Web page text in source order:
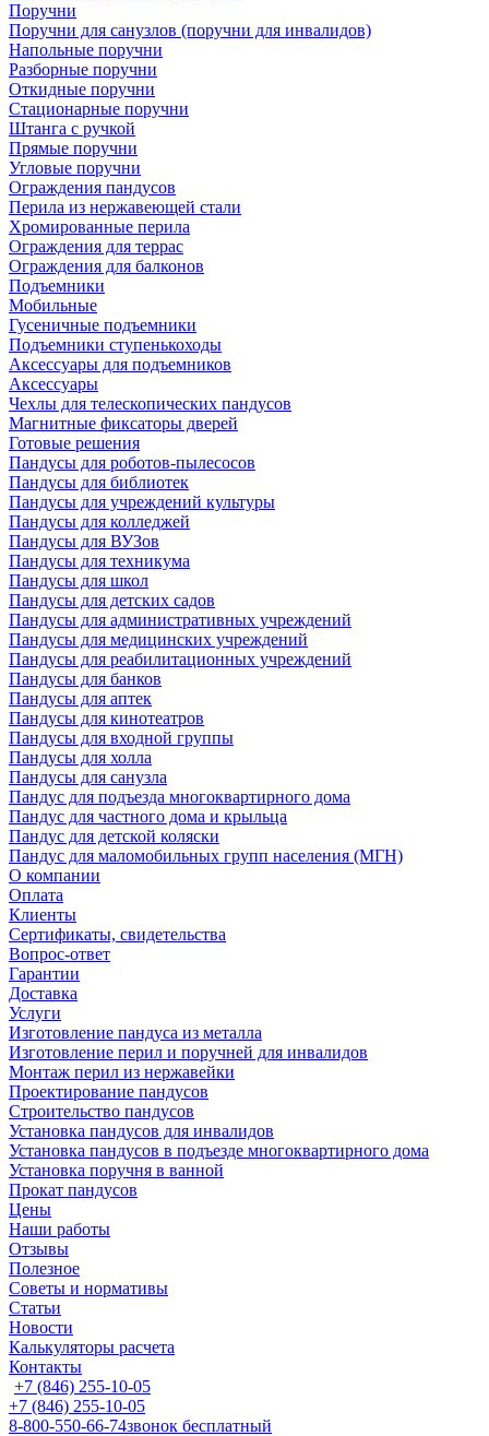
Поручни
Поручни для санузлов (поручни для инвалидов)
Напольные поручни
Разборные поручни
Откидные поручни
Стационарные поручни
Штанга с ручкой
Прямые поручни
Угловые поручни
Ограждения пандусов
Перила из нержавеющей стали
Хромированные перила
Ограждения для террас
Ограждения для балконов
Подъемники
Мобильные
Гусеничные подъемники
Подъемники ступенькоходы
Аксессуары для подъемников
Аксессуары
Чехлы для телескопических пандусов
Магнитные фиксаторы дверей
Готовые решения
Пандусы для роботов-пылесосов
Пандусы для библиотек
Пандусы для учреждений культуры
Пандусы для колледжей
Пандусы для ВУЗов
Пандусы для техникума
Пандусы для школ
Пандусы для детских садов
Пандусы для административных учреждений
Пандусы для медицинских учреждений
Пандусы для реабилитационных учреждений
Пандусы для банков
Пандусы для аптек
Пандусы для кинотеатров
Пандусы для входной группы
Пандусы для холла
Пандусы для санузла
Пандус для подъезда многоквартирного дома
Пандус для частного дома и крыльца
Пандус для детской коляски
Пандус для маломобильных групп населения (МГН)
О компании
Оплата
Клиенты
Сертификаты, свидетельства
Вопрос-ответ
Гарантии
Доставка
Услуги
Изготовление пандуса из металла
Изготовление перил и поручней для инвалидов
Монтаж перил из нержавейки
Проектирование пандусов
Строительство пандусов
Установка пандусов для инвалидов
Установка пандусов в подъезде многоквартирного дома
Установка поручня в ванной
Прокат пандусов
Цены
Наши работы
Отзывы
Полезное
Советы и нормативы
Статьи
Новости
Калькуляторы расчета
Контакты
+7 (846) 255-10-05
+7 (846) 255-10-05
8-800-550-66-74звонок бесплатный